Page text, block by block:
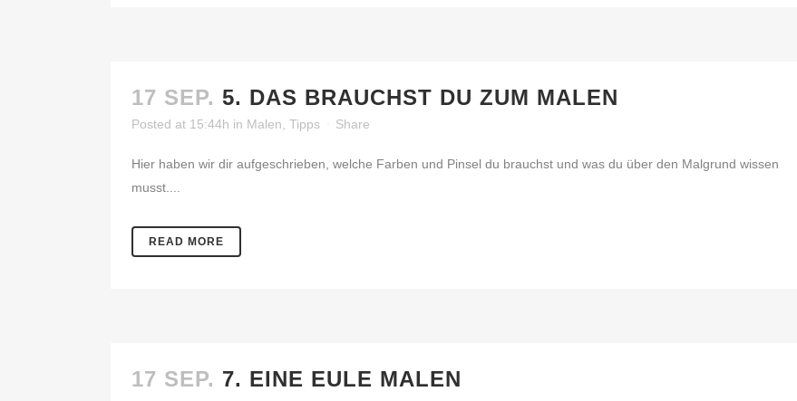
17 SEP. 5. DAS BRAUCHST DU ZUM MALEN
Posted at 15:44h in Malen Tipps Share
Hier haben wir dir aufgeschrieben, welche Farben und Pinsel du brauchst und was du über den Malgrund wissen
musst....
READ MORE
17 SEP. 7. EINE EULE MALEN